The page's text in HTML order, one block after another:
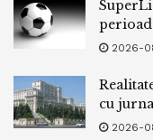
2026-
cu
2026-